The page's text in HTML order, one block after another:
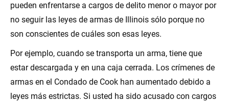
pueden enfrentarse a cargos de delito menor o mayor por
no seguir las leyes de armas de Illinois sólo porque no
son conscientes de cuáles son esas leyes.
Por ejemplo, cuando se transporta un arma, tiene que
estar descargada y en una caja cerrada. Los crímenes de
armas en el Condado de Cook han aumentado debido a
leyes más estrictas. Si usted ha sido acusado con cargos